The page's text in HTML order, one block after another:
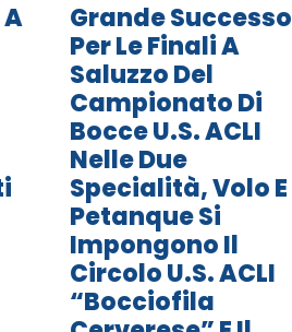
Grande Successo
Per Le Finali A
Saluzzo Del
Campionato Di
Bocce U.S. ACLI
Nelle Due
Specialità, Volo E
Petanque Si
Impongono Il
Circolo U.S. ACLI
“Bocciofila